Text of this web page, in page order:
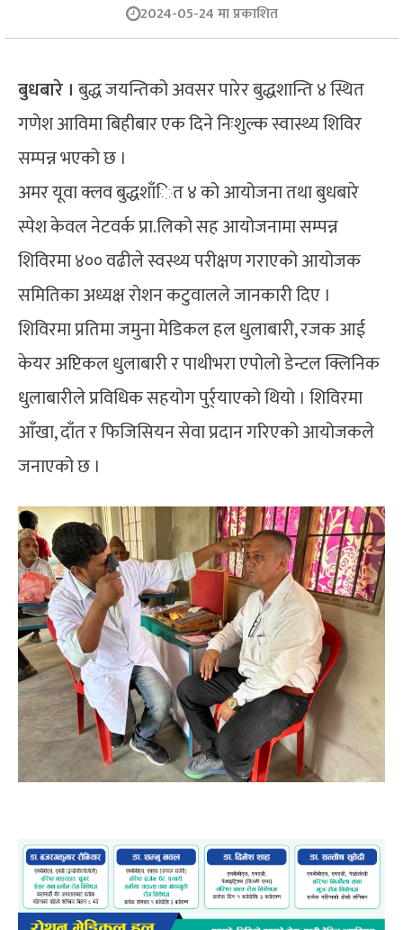
2024-05-24 मा प्रकाशित
बुधबारे । बुद्ध जयन्तिको अवसर पारेर बुद्धशान्ति ४ स्थित
गणेश आविमा बिहीबार एक दिने निःशुल्क स्वास्थ्य शिविर
सम्पन्न भएको छ ।
अमर यूवा क्लव बुद्धशाँित ४ को आयोजना तथा बुधबारे
स्पेश केवल नेटवर्क प्रा.लिको सह आयोजनामा सम्पन्न
शिविरमा ४०० वढीले स्वस्थ्य परीक्षण गराएको आयोजक
समितिका अध्यक्ष रोशन कटुवालले जानकारी दिए ।
शिविरमा प्रतिमा जमुना मेडिकल हल धुलाबारी, रजक आई
केयर अप्टिकल धुलाबारी र पाथीभरा एपोलो डेन्टल क्लिनिक
धुलाबारीले प्रविधिक सहयोग पुर्र्याएको थियो । शिविरमा
आँखा, दाँत र फिजिसियन सेवा प्रदान गरिएको आयोजकले
जनाएको छ ।